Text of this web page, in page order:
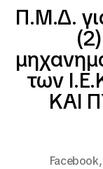
Π.Μ.Δ.
των
ΚΑΙ
Facebook,